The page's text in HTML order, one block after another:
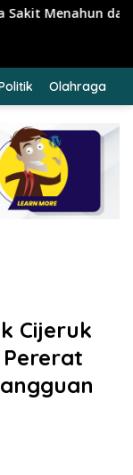
Ekspedisi Merah
Olahraga
Cijeruk